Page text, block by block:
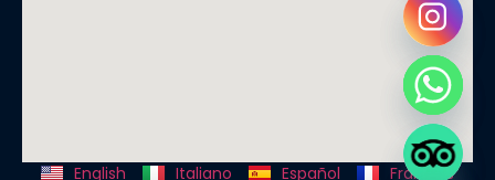
English Italiano Español Français